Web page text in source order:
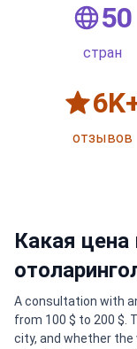
50
стран
6
отзывов
Какая цена
A consultation with
from 100 $ to 200 $.
city, and whether the